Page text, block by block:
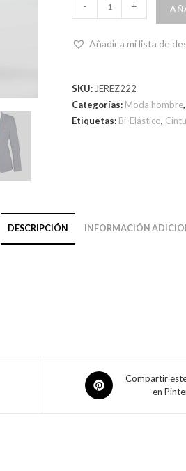
- +
Añadir a mi lista de
SKU: JEREZ222
Categorías: Moda hombre,
Etiquetas: Bi-Elástico,
DESCRIPCIÓN INFORMACIÓN
Compartir
en